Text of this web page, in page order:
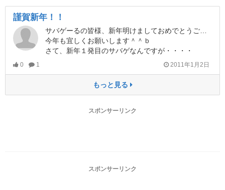
謹賀新年！！
今年も宜しくお願いします＾＾ｂ
さて、新年１発目のサバゲなんですが・・・・
0 1 2011年1月2日
もっと見る
スポンサーリンク
スポンサーリンク